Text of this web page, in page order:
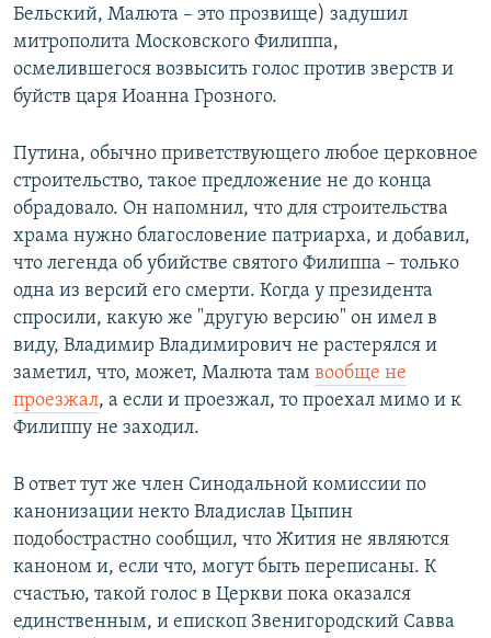
Бельский, Малюта – это прозвище) задушил
митрополита Московского Филиппа,
осмелившегося возвысить голос против зверств и
буйств царя Иоанна Грозного.
Путина, обычно приветствующего любое церковное
строительство, такое предложение не до конца
обрадовало. Он напомнил, что для строительства
храма нужно благословение патриарха, и добавил,
что легенда об убийстве святого Филиппа – только
одна из версий его смерти. Когда у президента
спросили, какую же "другую версию" он имел в
виду, Владимир Владимирович не растерялся и
заметил, что, может, Малюта там вообще не
проезжал, а если и проезжал, то проехал мимо и к
Филиппу не заходил.
В ответ тут же член Синодальной комиссии по
канонизации некто Владислав Цыпин
подобострастно сообщил, что Жития не являются
каноном и, если что, могут быть переписаны. К
счастью, такой голос в Церкви пока оказался
единственным, и епископ Звенигородский Савва